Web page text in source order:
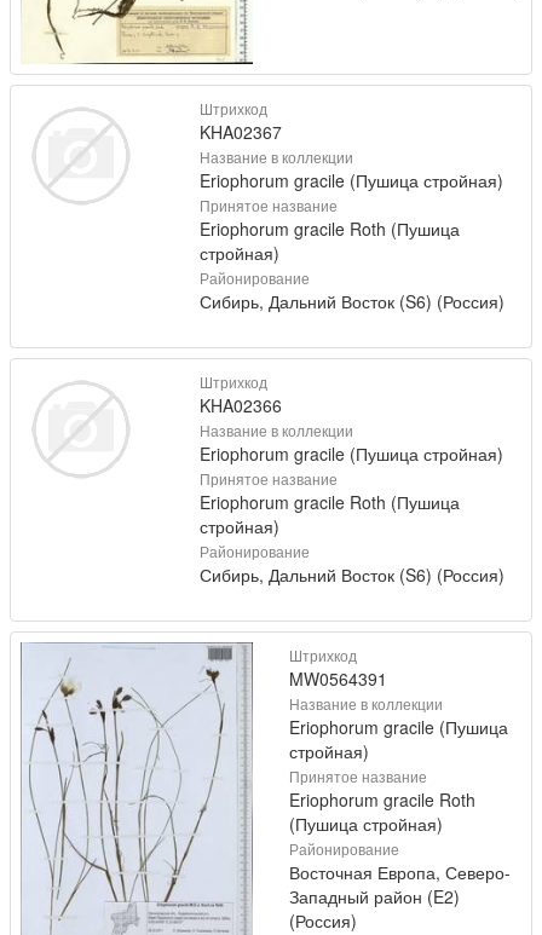
Штрихкод
KHA02367
Название в коллекции
Eriophorum gracile (Пушица стройная)
Принятое название
Eriophorum gracile Roth (Пушица
стройная)
Районирование
Сибирь, Дальний Восток (S6) (Россия)
Штрихкод
KHA02366
Название в коллекции
Eriophorum gracile (Пушица стройная)
Принятое название
Eriophorum gracile Roth (Пушица
стройная)
Районирование
Сибирь, Дальний Восток (S6) (Россия)
Штрихкод
MW0564391
Название в коллекции
Eriophorum gracile (Пушица
стройная)
Принятое название
Eriophorum gracile Roth
(Пушица стройная)
Районирование
Восточная Европа, Северо-
Западный район (E2)
(Россия)